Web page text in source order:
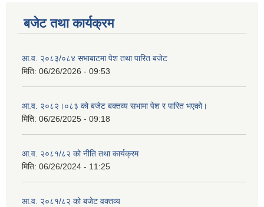
बजेट तथा कार्यक्रम
आ.व. २०८३/०८४ सभाबाटमा पेश तथा पारित बजेट
मिति: 06/26/2026 - 09:53
आ‍.व. २०८२।०८३ को बजेट बक्तव्य सभामा पेश र पारित भएको।
मिति: 06/26/2025 - 09:18
आ.व. २०८१/८२ को नीति तथा कार्यक्रम
मिति: 06/26/2024 - 11:25
आ.व. २०८१/८२ को बजेट वक्तव्य